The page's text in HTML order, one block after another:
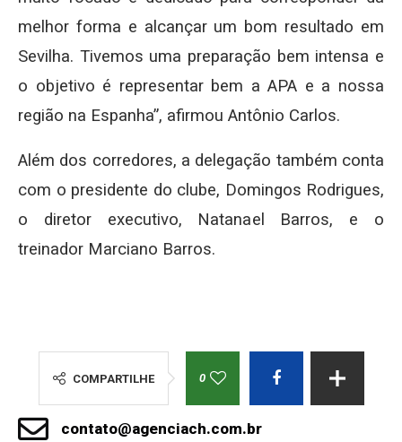
melhor forma e alcançar um bom resultado em
Sevilha. Tivemos uma preparação bem intensa e
o objetivo é representar bem a APA e a nossa
região na Espanha”, afirmou Antônio Carlos.
Além dos corredores, a delegação também conta
com o presidente do clube, Domingos Rodrigues,
o diretor executivo, Natanael Barros, e o
treinador Marciano Barros.
COMPARTILHE 0
contato@agenciach.com.br